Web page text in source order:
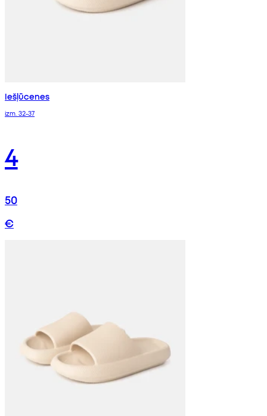
Iešļūcenes
izm. 32-37
4
50
€